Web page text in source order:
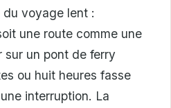
voyage lent :
une route comme une
sur un pont de ferry
ou huit heures fasse
interruption. La